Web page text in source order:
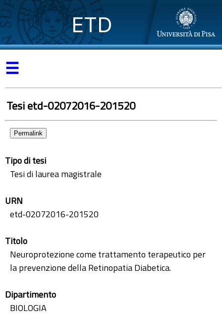
ETD
☰
Tesi etd-02072016-201520
Permalink
Tipo di tesi
Tesi di laurea magistrale
URN
etd-02072016-201520
Titolo
Neuroprotezione come trattamento terapeutico per
la prevenzione della Retinopatia Diabetica.
Dipartimento
BIOLOGIA